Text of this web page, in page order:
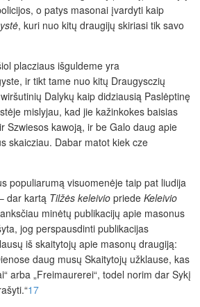
o patys masonai įvardyti kaip
, kuri nuo kitų draugijų skiriasi tik savo
placziaus išguldeme yra
ir tikt tame nuo kitų Draugysczių
Dalykų kaip didziausią Paslėptinę
mislyjau, kad jie kažinkokes baisias
Szwiesos kawoją, ir be Galo daug apie
skaicziau. Dabar matot kiek cze
populiarumą visuomenėje taip pat liudija
dar kartą Tilžės keleivio priede Keleivio
minėtų publikacijų apie masonus
jog perspausdinti publikacijas
iš skaitytojų apie masonų draugiją:
daug musų Skaitytojų užklause, kas
arba „Freimaurerei“, todel norim dar Sykį
17